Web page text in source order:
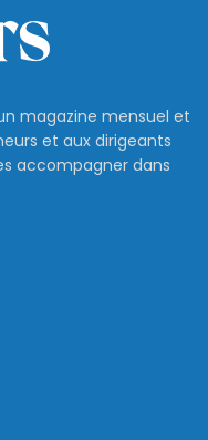
magazine mensuel et
et aux dirigeants
accompagner dans